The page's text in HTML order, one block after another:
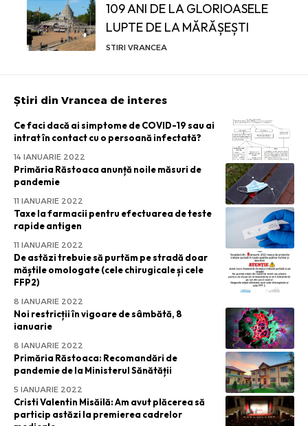
109 ANI DE LA GLORIOASELE
LUPTE DE LA MĂRĂȘEȘTI
STIRI VRANCEA
Știri din Vrancea de interes
Ce faci dacă ai simptome de COVID-19 sau ai
intrat în contact cu o persoană infectată?
14 IANUARIE 2022
Primăria Răstoaca anunță noile măsuri de
pandemie
11 IANUARIE 2022
Taxe la farmacii pentru efectuarea de teste
rapide antigen
11 IANUARIE 2022
De astăzi trebuie să purtăm pe stradă doar
măștile omologate (cele chirugicale și cele
FFP2)
8 IANUARIE 2022
Noi restricții în vigoare de sâmbătă, 8
ianuarie
8 IANUARIE 2022
Primăria Răstoaca: Recomandări de
pandemie de la Ministerul Sănătății
5 IANUARIE 2022
Cristi Valentin Misăilă: Am avut plăcerea să
particip astăzi la premierea cadrelor